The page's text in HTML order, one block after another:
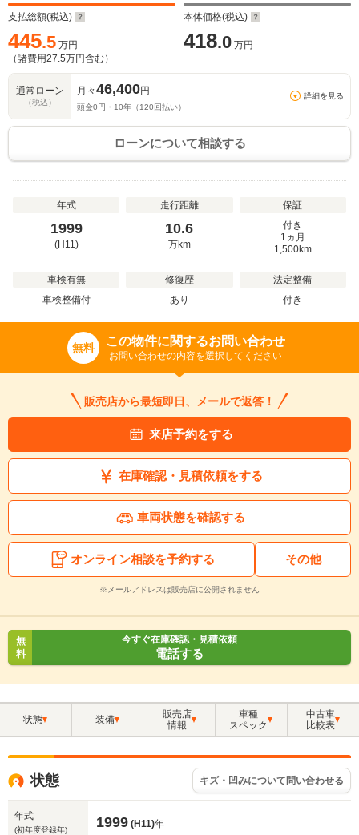
支払総額(税込)
445.5 万円
（諸費用27.5万円含む）
本体価格(税込)
418.0 万円
通常ローン
（税込）
月々46,400円
頭金0円・ 10年（120 回払い）
詳細を見る
ローンについて相談する
年式
1999
(H11)
走行距離
10.6
万km
保証
付き
1ヵ月
1,500km
車検有無
車検整備付
修復歴
あり
法定整備
付き
無料 この物件に関するお問い合わせ
お問い合わせの内容を選択してください
販売店から最短即日、メールで返答！
来店予約をする
在庫確認・見積依頼をする
車両状態を確認する
オンライン相談を予約する その他
※メールアドレスは販売店に公開されません
無
料
今すぐ在庫確認・見積依頼
電話する
状態 装備
販売店
情報
車種
スペック
中古車
比較表
状態 キズ・凹みについて問い合わせる
年式
(初年度登録年) 1999 (H11)年